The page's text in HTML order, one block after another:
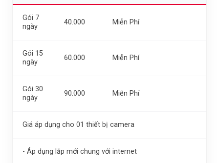
Gói 7
ngày
40.000 Miễn Phí
Gói 15
ngày
60.000 Miễn Phí
Gói 30
ngày
90.000 Miễn Phí
Giá áp dụng cho 01 thiết bị camera
- Áp dụng lắp mới chung với internet